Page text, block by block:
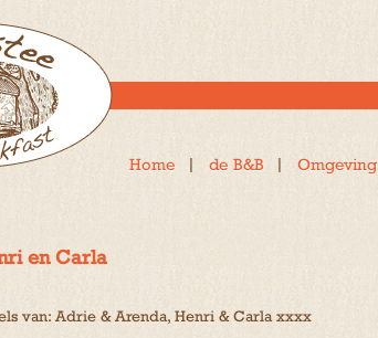
Home de B&B Omgeving
en Carla
van: Adrie & Arenda, Henri & Carla xxxx